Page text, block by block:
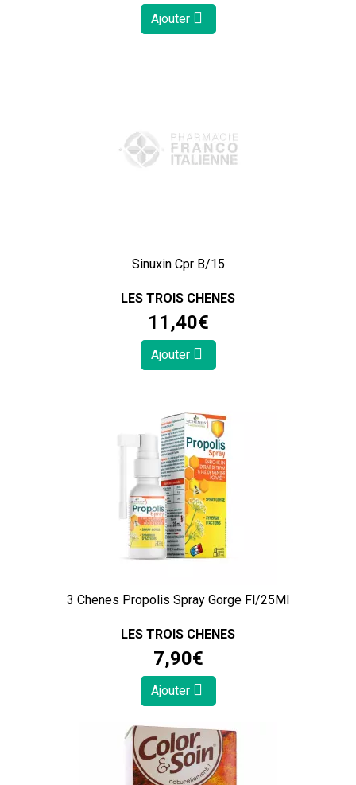
Ajouter
Sinuxin Cpr B/15
LES TROIS CHENES
11 ,40€
Ajouter
3 Chenes Propolis Spray Gorge Fl/25Ml
LES TROIS CHENES
7,90€
Ajouter